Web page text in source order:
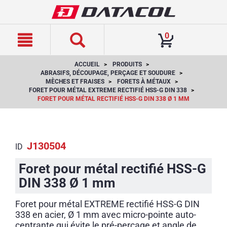
0
ACCUEIL
PRODUITS
ABRASIFS, DÉCOUPAGE, PERÇAGE ET SOUDURE
MÈCHES ET FRAISES
FORETS À MÉTAUX
FORET POUR MÉTAL EXTREME RECTIFIÉ HSS-G DIN 338
FORET POUR MÉTAL RECTIFIÉ HSS-G DIN 338 Ø 1 MM
ID J130504
Foret pour métal rectifié HSS-G
DIN 338 Ø 1 mm
Foret pour métal EXTREME rectifié HSS-G DIN
338 en acier, Ø 1 mm avec micro-pointe auto-